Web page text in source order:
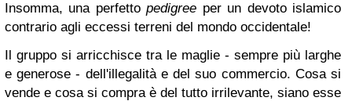
Insomma, una perfettopedigree per un devoto islamico
contrario agli eccessi terreni del mondo occidentale!
Il gruppo si arricchisce tra le maglie - sempre più larghe
e generose - dell'illegalità e del suo commercio. Cosa si
vende e cosa si compra è del tutto irrilevante, siano esse